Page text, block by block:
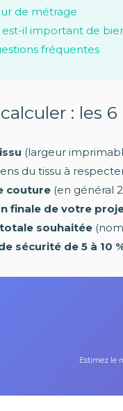
de métrage
il important de
fréquentes
: les
(largeur
du tissu à
couture (en général
finale de votre
souhaitée
sécurité de 5 à 10
Estimez le